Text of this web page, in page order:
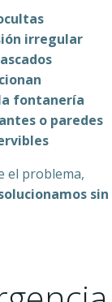
irregular
fontanería
o paredes
el problema,
sin